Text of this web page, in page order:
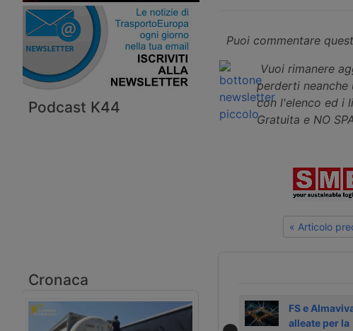
Podcast K44
Cronaca
Puoi commentare
Vuoi rimanere
perderti neanche
con l'elenco ed i
Gratuita e NO
« Articolo
Gestione PLN
Uirnet a HP, Fai
Uirnet progetta
controllo
FS e
alleate per la